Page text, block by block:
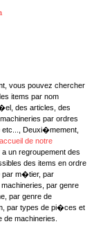
vous pouvez chercher
items par nom
des articles, des
par ordres
Deuxi�mement,
de notre
a un regroupement des
des items en ordre
par m�tier, par
par genre
par genre de
par types de pi�ces et
machineries.